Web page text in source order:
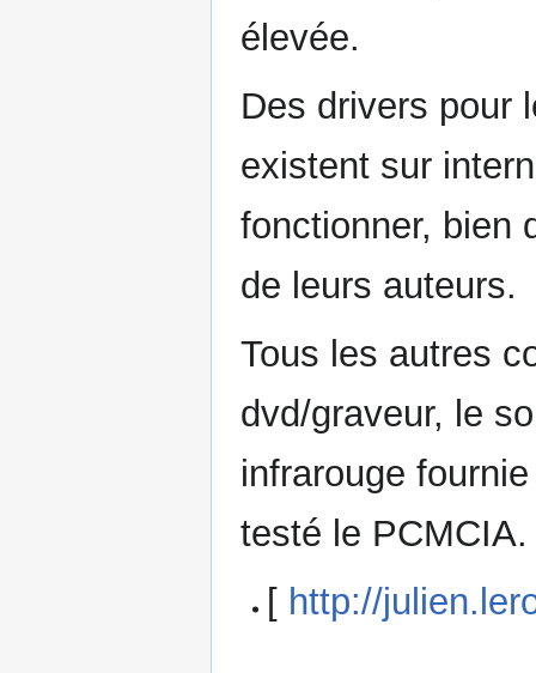
élevée.
Des drivers pour
existent sur
fonctionner, bien
de leurs auteurs.
Tous les autres
dvd/graveur, le
infrarouge
testé le PCMCIA.
[ http://